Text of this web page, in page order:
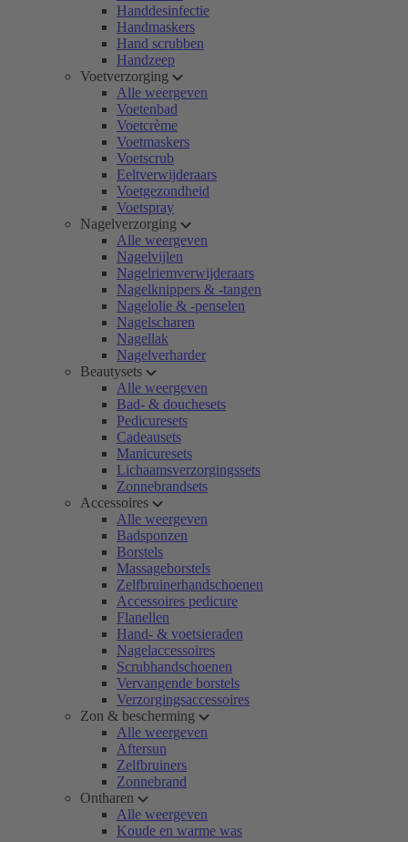
Handdesinfectie
Handmaskers
Hand scrubben
Handzeep
Voetverzorging
Alle weergeven
Voetenbad
Voetcrème
Voetmaskers
Voetscrub
Eeltverwijderaars
Voetgezondheid
Voetspray
Nagelverzorging
Alle weergeven
Nagelvijlen
Nagelriemverwijderaars
Nagelknippers & -tangen
Nagelolie & -penselen
Nagelscharen
Nagellak
Nagelverharder
Beautysets
Alle weergeven
Bad- & douchesets
Pedicuresets
Cadeausets
Manicuresets
Lichaamsverzorgingssets
Zonnebrandsets
Accessoires
Alle weergeven
Badsponzen
Borstels
Massageborstels
Zelfbruinerhandschoenen
Accessoires pedicure
Flanellen
Hand- & voetsieraden
Nagelaccessoires
Scrubhandschoenen
Vervangende borstels
Verzorgingsaccessoires
Zon & bescherming
Alle weergeven
Aftersun
Zelfbruiners
Zonnebrand
Ontharen
Alle weergeven
Koude en warme was